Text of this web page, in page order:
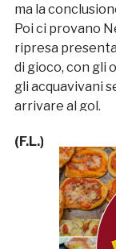
ma la
Poi ci provano
ripresa
di gioco, con gli
gli acquavivani
arrivare al gol.
(F.L.)